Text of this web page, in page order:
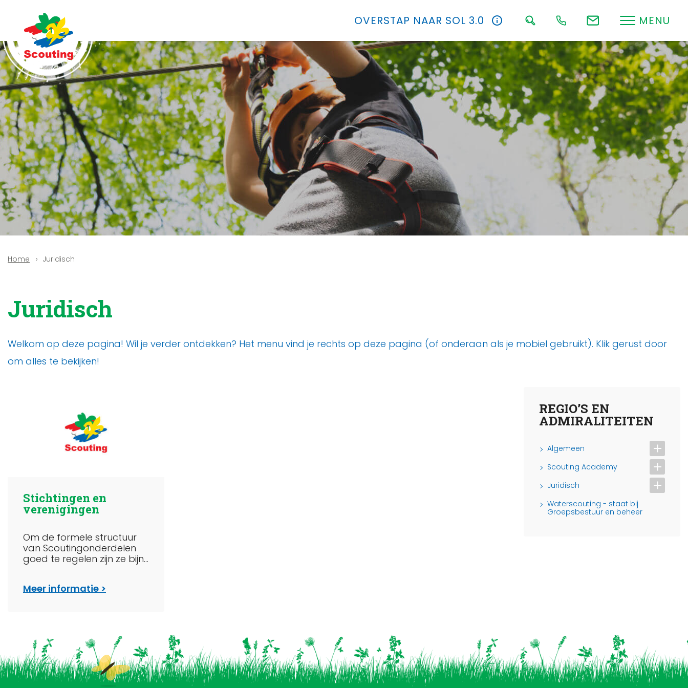
OVERSTAP NAAR SOL 3.0 MENU
Home Juridisch
Juridisch
Welkom op deze pagina! Wil je verder ontdekken? Het menu vind je rechts op deze pagina (of onderaan als je mobiel gebruikt). Klik gerust door
om alles te bekijken!
Stichtingen en
verenigingen
Om de formele structuur
van Scoutingonderdelen
goed te regelen zijn ze bijn...
Meer informatie
REGIO’S EN
ADMIRALITEITEN
Algemeen
Scouting Academy
Juridisch
Waterscouting - staat bij
Groepsbestuur en beheer